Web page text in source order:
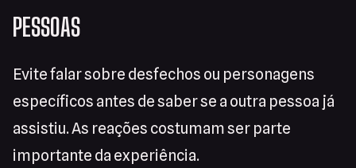
PESSOAS
Evite falar sobre desfechos ou personagens
específicos antes de saber se a outra pessoa já
assistiu. As reações costumam ser parte
importante da experiência.